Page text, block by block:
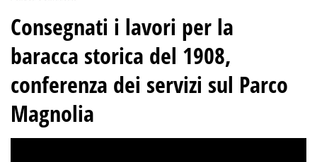
Consegnati i lavori per la
baracca storica del 1908,
conferenza dei servizi sul Parco
Magnolia